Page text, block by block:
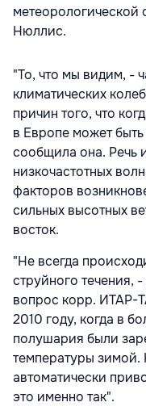
Нюллис.
"То, что мы видим, -
климатических
причин того, что
в Европе может
сообщила она. Речь
низкочастотных
факторов
сильных высотных
восток.
"Не всегда
струйного течения,
вопрос корр. ИТАР-
2010 году, когда в
полушария были
температуры
автоматически
это именно так".